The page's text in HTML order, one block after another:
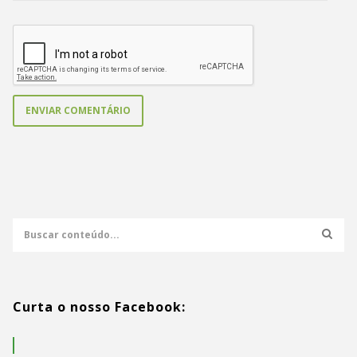
Curta o nosso Facebook: